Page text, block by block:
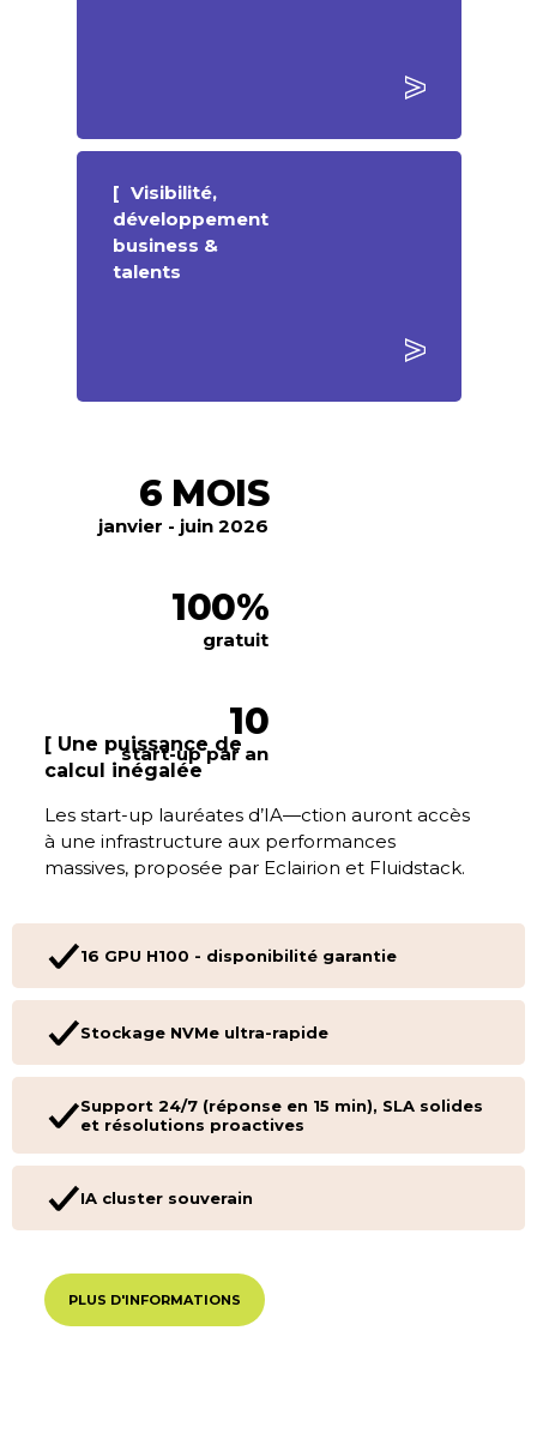
Visibilité,
développement
business &
talents
6 MOIS
janvier - juin 2026
100%
gratuit
10
start-up par an
Une puissance de
calcul inégalée
Les start-up lauréates d’IA—ction auront accès
à une infrastructure aux performances
massives, proposée par Eclairion et Fluidstack.
16 GPU H100 - disponibilité garantie
Stockage NVMe ultra-rapide
Support 24/7 (réponse en 15 min), SLA solides
et résolutions proactives
IA cluster souverain
PLUS D'INFORMATIONS